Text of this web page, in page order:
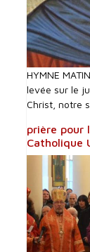
HYMNE
levée sur le
Christ, notre
prière pour
Catholique